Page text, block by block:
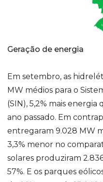
Geração de energia
Em setembro, as
MW médios para o
(SIN), 5,2% mais
ano passado. Em
entregaram 9.028 MW
3,3% menor no
solares produziram
57%. E os parques